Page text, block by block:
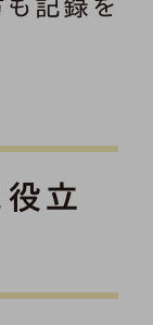
記録を
立